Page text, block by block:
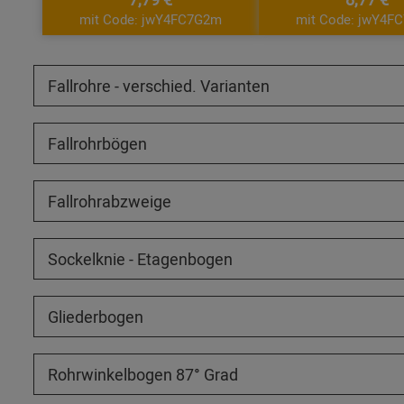
mit Code: jwY4FC7G2m mit Code:
Fallrohre - verschied. Varianten
Fallrohrbögen
Fallrohrabzweige
Sockelknie - Etagenbogen
Gliederbogen
Rohrwinkelbogen 87° Grad